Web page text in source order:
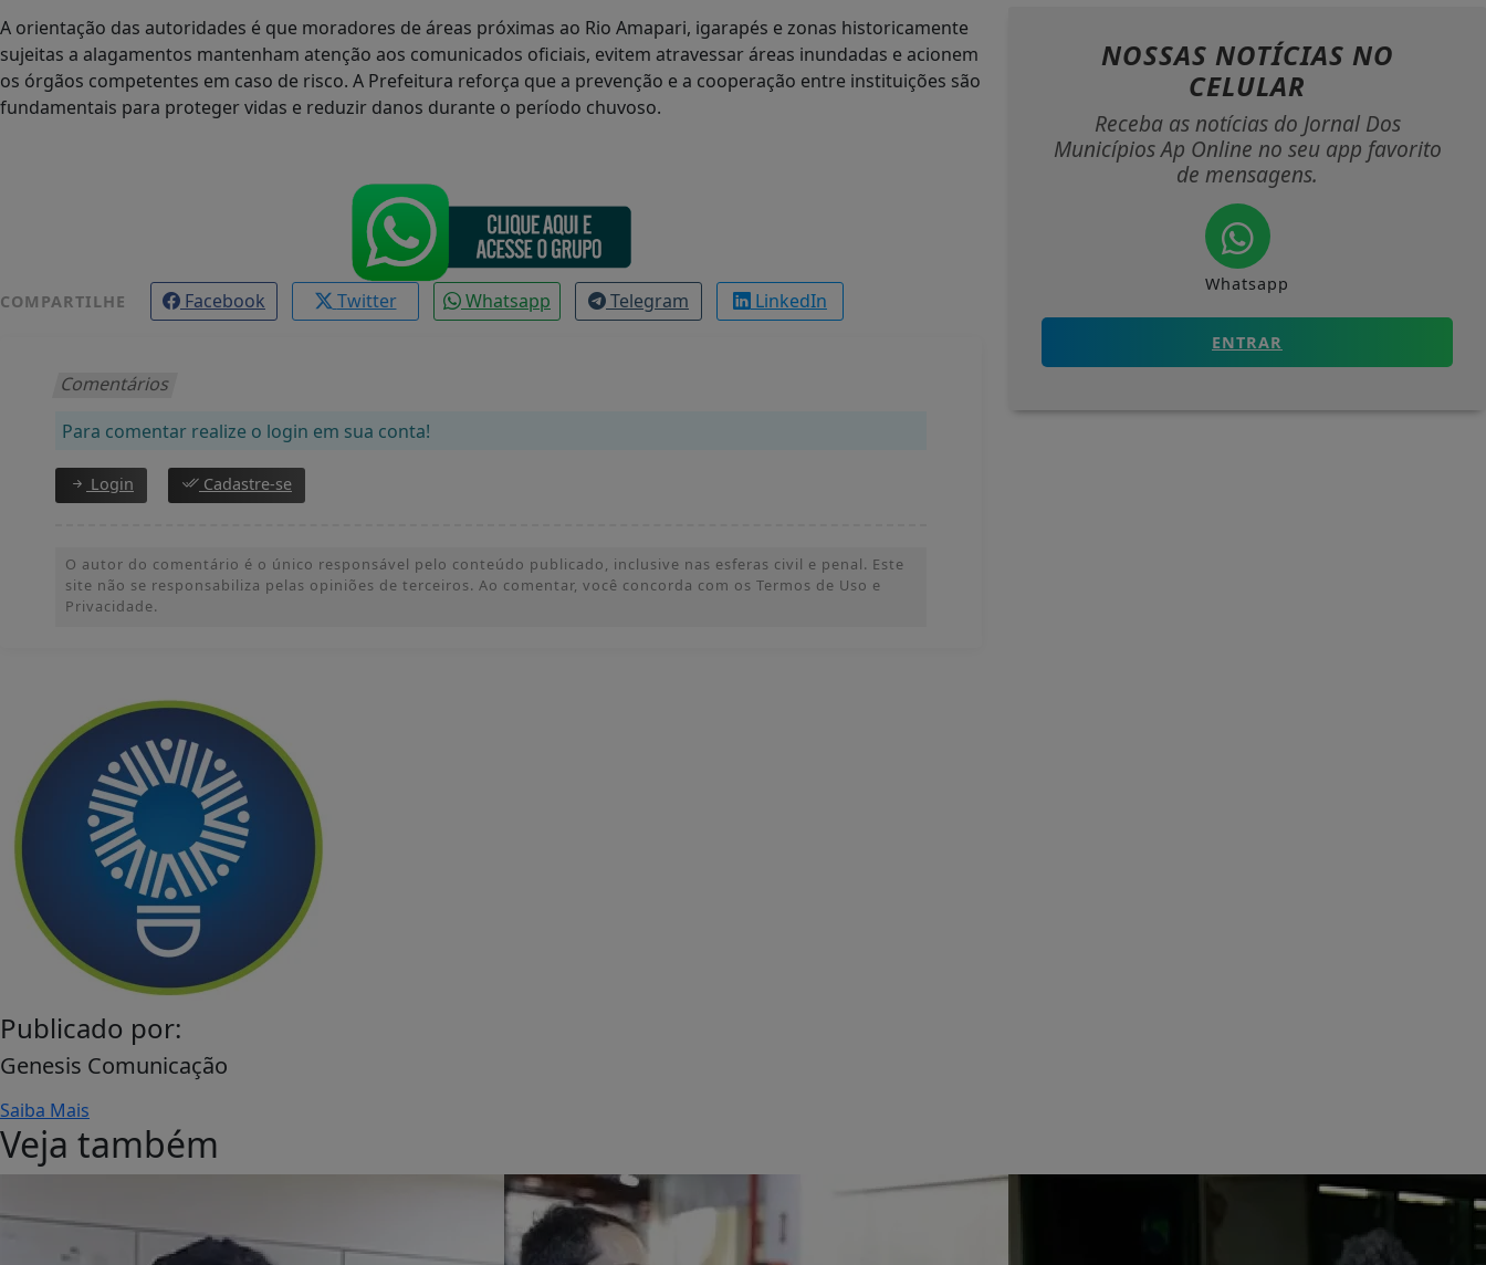
A orientação das autoridades é que moradores de áreas próximas ao Rio Amapari, igarapés e zonas historicamente
sujeitas a alagamentos mantenham atenção aos comunicados oficiais, evitem atravessar áreas inundadas e acionem
os órgãos competentes em caso de risco. A Prefeitura reforça que a prevenção e a cooperação entre instituições são
fundamentais para proteger vidas e reduzir danos durante o período chuvoso.
COMPARTILHE Facebook Twitter Whatsapp Telegram LinkedIn
Comentários
Para comentar realize o login em sua conta!
Login Cadastre-se
O autor do comentário é o único responsável pelo conteúdo publicado, inclusive nas esferas civil e penal. Este
site não se responsabiliza pelas opiniões de terceiros. Ao comentar, você concorda com os Termos de Uso e
Privacidade.
Publicado por:
Genesis Comunicação
Saiba Mais
NOSSAS NOTÍCIAS NO
CELULAR
Receba as notícias do Jornal Dos
Municípios Ap Online no seu app favorito
de mensagens.
Whatsapp
ENTRAR
Veja também